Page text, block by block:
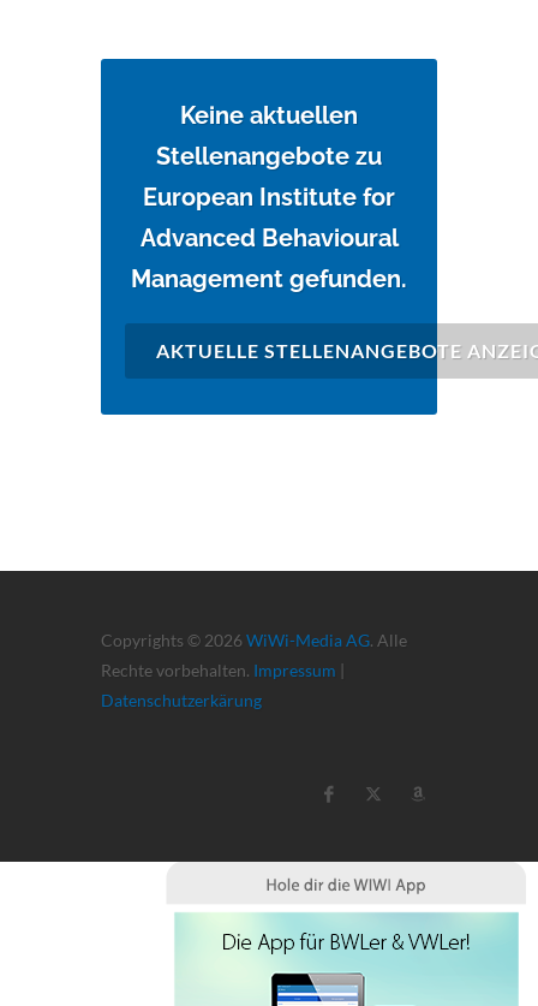
Keine aktuellen
Stellenangebote zu
European Institute for
Advanced Behavioural
Management gefunden.
AKTUELLE STELLENANGEBOTE
Copyrights © 2026 WiWi-Media AG. Alle
Rechte vorbehalten. Impressum |
Datenschutzerkärung